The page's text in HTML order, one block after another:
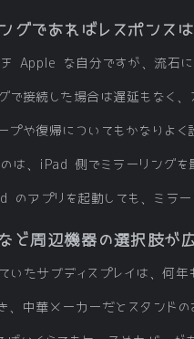
グであればレスポンス
Apple な自分ですが、流石
で接続した場合は遅延もなく、
プや復帰についてもかなりよく
は、iPad 側でミラーリングを
のアプリを起動しても、ミラ
ど周辺機器の選択肢が
いたサブディスプレイは、何
、中華メーカーだとスタンド